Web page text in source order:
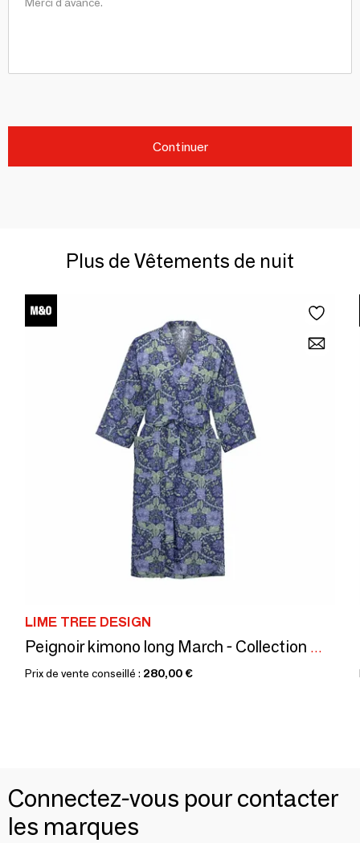
Continuer
Plus de Vêtements de nuit
LIME TREE DESIGN
Peignoir kimono long March - Collection Morris : fabriqué en tissu Lib
Prix de vente conseillé : 280,00 €
Connectez-vous pour contacter
les marques